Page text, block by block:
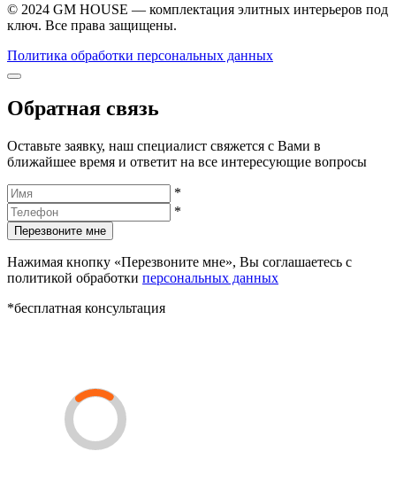
© 2024 GM HOUSE — комплектация элитных интерьеров под
ключ. Все права защищены.
Политика обработки персональных данных
Обратная связь
Оставьте заявку, наш специалист свяжется с Вами в
ближайшее время и ответит на все интересующие вопросы
*
*
Перезвоните мне
Нажимая кнопку «Перезвоните мне», Вы соглашаетесь с
политикой обработки персональных данных
*бесплатная консультация